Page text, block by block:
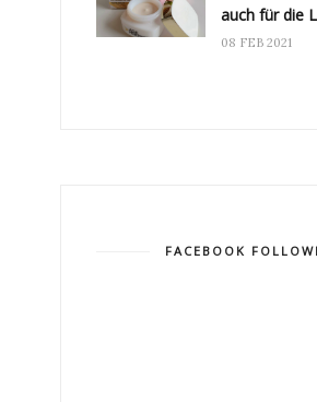
auch für die
08 FEB 2021
FACEBOOK